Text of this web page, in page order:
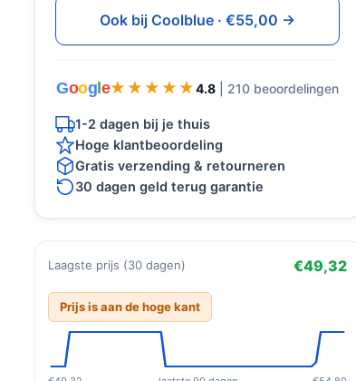
Ook bij Coolblue · €55,00 →
Google★★★★★
★★★★★ 4.8 | 210 beoordelingen
1-2 dagen bij je thuis
Hoge klantbeoordeling
Gratis verzending & retourneren
30 dagen geld terug garantie
Laagste prijs (30 dagen) €49,32
Prijs is aan de hoge kant